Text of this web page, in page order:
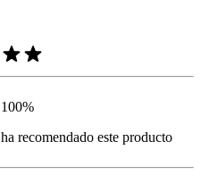
100%
ha recomendado este producto